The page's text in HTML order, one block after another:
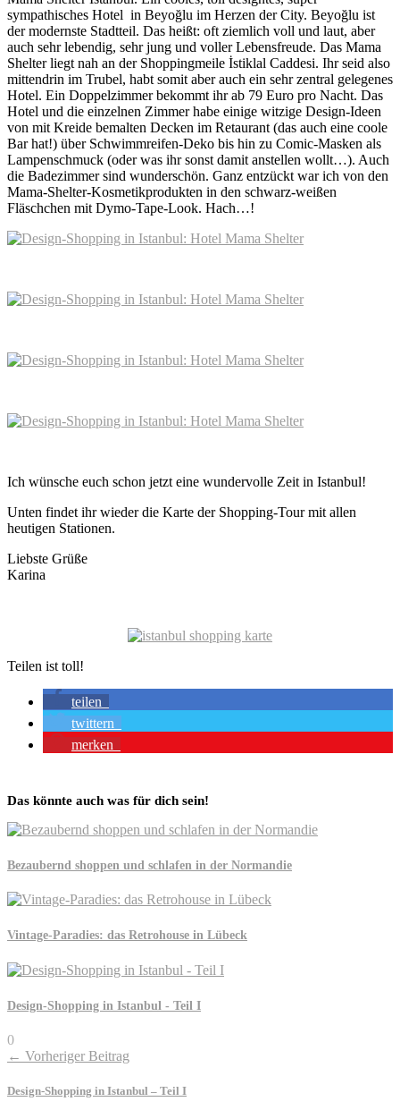
sympathisches Hotel in Beyoğlu im Herzen der City. Beyoğlu ist
der modernste Stadtteil. Das heißt: oft ziemlich voll und laut, aber
auch sehr lebendig, sehr jung und voller Lebensfreude. Das Mama
Shelter liegt nah an der Shoppingmeile İstiklal Caddesi. Ihr seid also
mittendrin im Trubel, habt somit aber auch ein sehr zentral gelegenes
Hotel. Ein Doppelzimmer bekommt ihr ab 79 Euro pro Nacht. Das
Hotel und die einzelnen Zimmer habe einige witzige Design-Ideen
von mit Kreide bemalten Decken im Retaurant (das auch eine coole
Bar hat!) über Schwimmreifen-Deko bis hin zu Comic-Masken als
Lampenschmuck (oder was ihr sonst damit anstellen wollt…). Auch
die Badezimmer sind wunderschön. Ganz entzückt war ich von den
Mama-Shelter-Kosmetikprodukten in den schwarz-weißen
Fläschchen mit Dymo-Tape-Look. Hach…!
Ich wünsche euch schon jetzt eine wundervolle Zeit in Istanbul!
Unten findet ihr wieder die Karte der Shopping-Tour mit allen
heutigen Stationen.
Liebste Grüße
Karina
Teilen ist toll!
teilen
twittern
merken
Das könnte auch was für dich sein!
Bezaubernd shoppen und schlafen in der Normandie
Vintage-Paradies: das Retrohouse in Lübeck
Design-Shopping in Istanbul - Teil I
0
← Vorheriger Beitrag
Design-Shopping in Istanbul – Teil I